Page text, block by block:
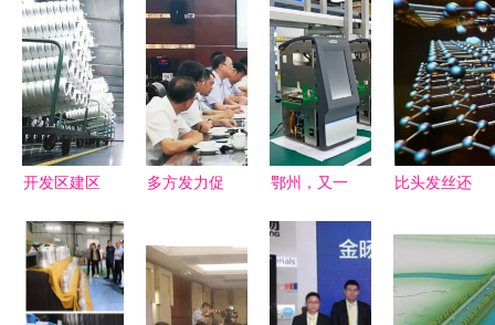
开发区建区
做强产业支
撑，打造新
材料技术研
多方发力促
创新 滴滴
投入2亿专
项资金，蔚
鄂州，又一
一！新材料
技术研发领
跑荆楚
比头发丝还
家研发超强
纳米材料，
可抵抗超音